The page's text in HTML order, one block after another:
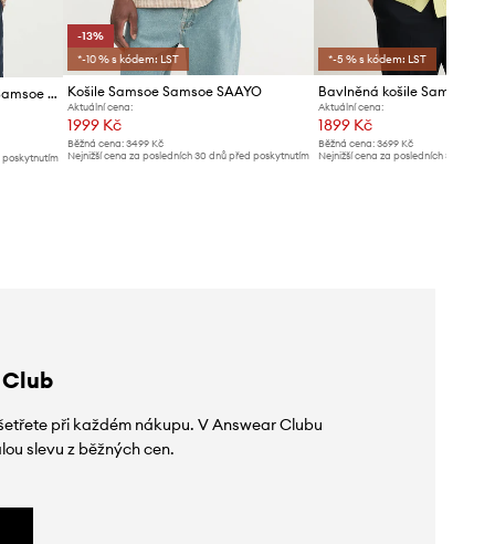
Košile s příměsí lnu Samsoe Samsoe SAOSCAR
poskytnutím
-13%
*-10 % s kódem: LST
Košile Samsoe Samsoe SAAYO
Aktuální cena:
1999 Kč
Běžná cena:3499 Kč
Nejnižší cena za posledních 30 dnů před poskytnutím
*-5 % s kódem: LST
Aktuální cena:
1899 Kč
Běžná cena: 3699 Kč
Nejnižší cena za posledních 30 dnů
při každém nákupu. V Answear Clubu
slevu z běžných cen.